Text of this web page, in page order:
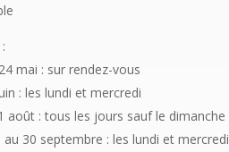
mai : sur rendez-vous
: les lundi et mercredi
août : tous les jours sauf le dimanche
30 septembre : les lundi et mercredi